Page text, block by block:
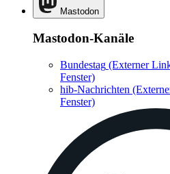
Mastodon
Mastodon-Kanäle
Bundestag (Externer
Fenster)
hib-Nachrichten
Fenster)